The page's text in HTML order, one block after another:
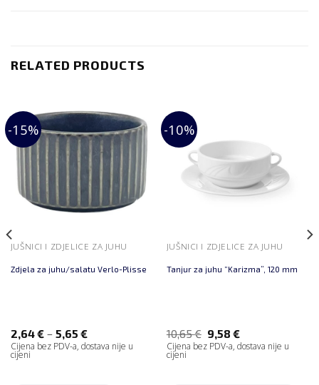
RELATED PRODUCTS
-15%
JUŠNICI I ZDJELICE ZA JUHU
Zdjela za juhu/salatu Verlo-Plisse
2,64€– 5,65 €
Cijena bez PDV-a, dostava nije u
cijeni
-10%
JUŠNICI I ZDJELICE ZA JUHU
Tanjur za juhu “Karizma”, 120 mm
10,65€ 9,58€
Cijena bez PDV-a, dostava nije u
cijeni